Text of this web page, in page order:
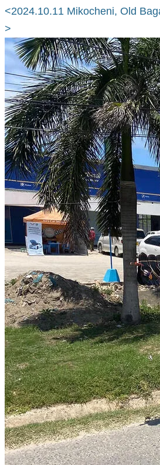
<2024.10.11 Mikocheni, Old
>